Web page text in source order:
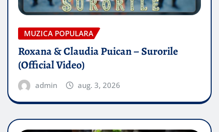
MUZICA POPULARA
Roxana & Claudia Puican – Surorile
(Official Video)
admin aug. 3, 2026